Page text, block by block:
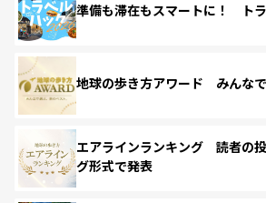
準備も滞在もスマートに！ ト
地球の歩き方アワード みんなで
エアラインランキング 読者の
グ形式で発表